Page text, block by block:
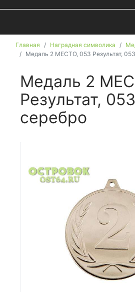
Главная Наградная символика
Медаль 2 МЕСТО, 053 Результат,
Медаль 2
Результат,
серебро